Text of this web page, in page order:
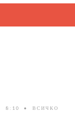
8:10 •
ВСИЧКО